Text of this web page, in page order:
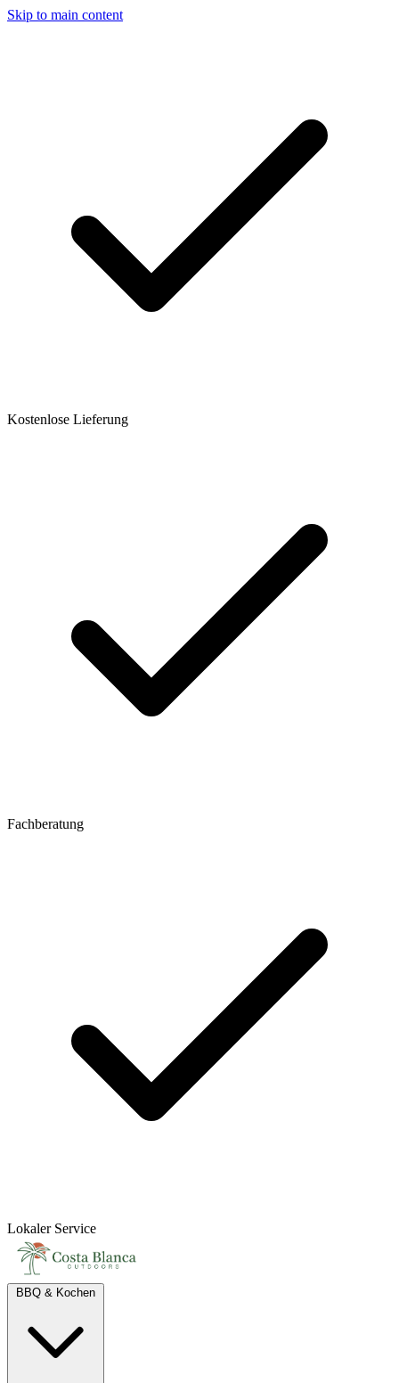
Skip to main content
Kostenlose Lieferung
Fachberatung
Lokaler Service